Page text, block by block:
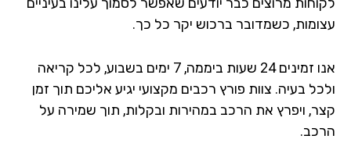
כשמדובר ברכוש יקר כל כך.
אנו זמינים 24 שעות ביממה, 7 ימים בשבוע, לכל קריאה
בעיה. צוות פורץ רכבים מקצועי יגיע אליכם תוך זמן
ויפרץ את הרכב במהירות ובקלות, תוך שמירה על